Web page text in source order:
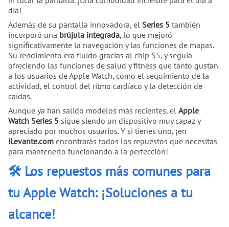
día!
Además de su pantalla innovadora, el Series 5 también
incorporó una brújula integrada, lo que mejoró
significativamente la navegación y las funciones de mapas.
Su rendimiento era fluido gracias al chip S5, y seguía
ofreciendo las funciones de salud y fitness que tanto gustan
a los usuarios de Apple Watch, como el seguimiento de la
actividad, el control del ritmo cardíaco y la detección de
caídas.
Aunque ya han salido modelos más recientes, el Apple
Watch Series 5 sigue siendo un dispositivo muy capaz y
apreciado por muchos usuarios. Y si tienes uno, ¡en
iLevante.com encontrarás todos los repuestos que necesitas
para mantenerlo funcionando a la perfección!
🛠️ Los repuestos más comunes para
tu Apple Watch: ¡Soluciones a tu
alcance!